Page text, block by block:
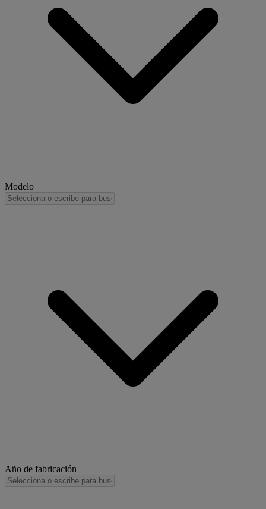
Modelo
Año de fabricación